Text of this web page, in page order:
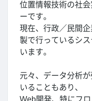
位置情報技術の社
ーです。
現在、行政／民間
製で行っているシ
います。
元々、データ分析
いることもあり、
Web開発、特にフ